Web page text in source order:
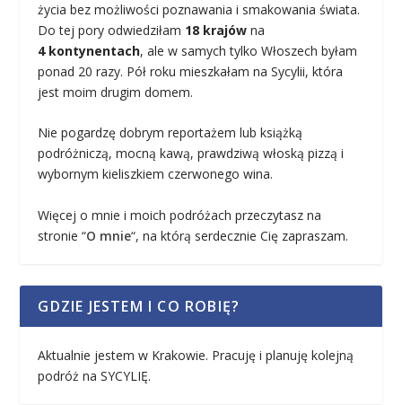
życia bez możliwości poznawania i smakowania świata.
Do tej pory odwiedziłam 18 krajów na
4 kontynentach, ale w samych tylko Włoszech byłam
ponad 20 razy. Pół roku mieszkałam na Sycylii, która
jest moim drugim domem.
Nie pogardzę dobrym reportażem lub książką
podróżniczą, mocną kawą, prawdziwą włoską pizzą i
wybornym kieliszkiem czerwonego wina.
Więcej o mnie i moich podróżach przeczytasz na
stronie “O mnie“, na którą serdecznie Cię zapraszam.
GDZIE JESTEM I CO ROBIĘ?
Aktualnie jestem w Krakowie. Pracuję i planuję kolejną
podróż na SYCYLIĘ.